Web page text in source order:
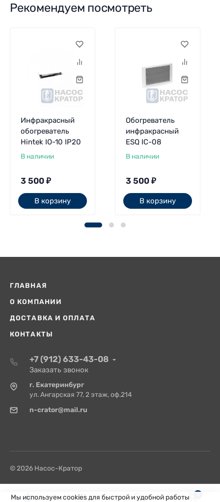
Рекомендуем посмотреть
Инфракрасный
обогреватель
Hintek IO-10 IP20
В наличии
3 500 ₽
В корзину
Обогреватель
инфракрасный
ESQ IC-08
В наличии
3 500 ₽
В корзину
ГЛАВНАЯ
О КОМПАНИИ
ДОСТАВКА И ОПЛАТА
КОНТАКТЫ
+7 (912) 633-43-08
Заказать звонок
г. Екатеринбург
ул. Ангарская 77, 2 этаж, оф.214
n-crator@mail.ru
© 2026 Насос-Кратор
Мы используем cookies для быстрой и удобной работы